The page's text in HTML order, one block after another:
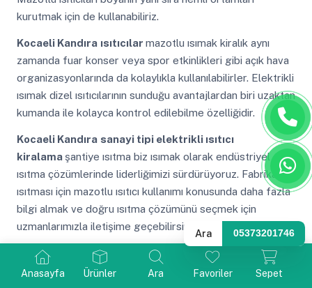
Anasayfa Ürünler Ara Favoriler Sepet
kurutmak için de kullanabiliriz.
Kocaeli Kandıra ısıtıcılar mazotlu ısımak kiralık aynı
zamanda fuar konser veya spor etkinlikleri gibi açık hava
organizasyonlarında da kolaylıkla kullanılabilirler. Elektrikli
ısımak dizel ısıtıcılarının sunduğu avantajlardan biri uzaktan
kumanda ile kolayca kontrol edilebilme özelliğidir.
Kocaeli Kandıra sanayi tipi elektrikli ısıtıcı
kiralama şantiye ısıtma biz ısımak olarak endüstriyel
ısıtma çözümlerinde liderliğimizi sürdürüyoruz. Fabrika
ısıtması için mazotlu ısıtıcı kullanımı konusunda daha fazla
bilgi almak ve doğru ısıtma çözümünü seçmek için
uzmanlarımızla iletişime geçebilirsiniz.
Kocaeli Kandıra ısımak kiralık
mazotlu ısımak kiralık
alev koruması aşırı ısınma emniyeti gibi güvenlik
Ara 05373201746